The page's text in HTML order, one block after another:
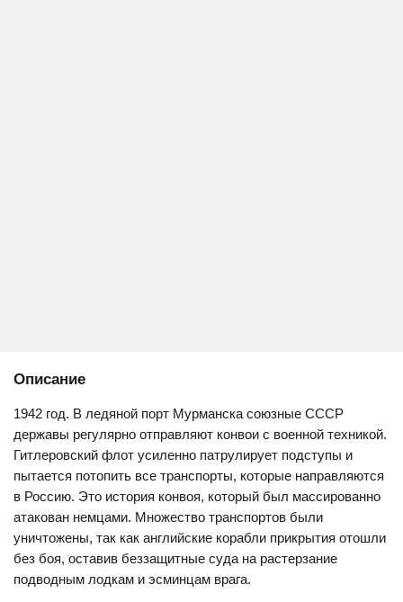
Описание
1942 год. В ледяной порт Мурманска союзные СССР
державы регулярно отправляют конвои с военной техникой.
Гитлеровский флот усиленно патрулирует подступы и
пытается потопить все транспорты, которые направляются
в Россию. Это история конвоя, который был массированно
атакован немцами. Множество транспортов были
уничтожены, так как английские корабли прикрытия отошли
без боя, оставив беззащитные суда на растерзание
подводным лодкам и эсминцам врага.